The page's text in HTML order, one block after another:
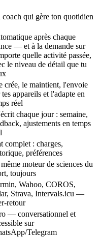
coach qui gère ton quotidien
après chaque
— et à la demande sur
quelle activité passée,
le niveau de détail que tu
crée, le maintient, l'envoie
tes appareils et l'adapte en
réel
chaque jour : semaine,
ajustements en temps
complet : charges,
préférences
moteur de sciences du
toujours
Wahoo, COROS,
Strava, Intervals.icu —
retour
— conversationnel et
sur
Telegram